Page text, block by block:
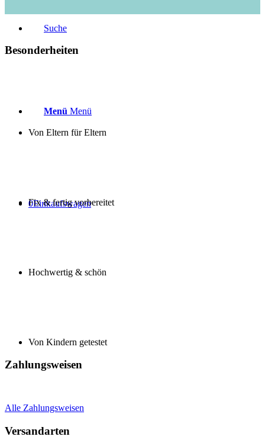
Suche
Menü Menü
0Einkaufswagen
Besonderheiten
Von Eltern für Eltern
Fix & fertig vorbereitet
Hochwertig & schön
Von Kindern getestet
Zahlungsweisen
Alle Zahlungsweisen
Versandarten